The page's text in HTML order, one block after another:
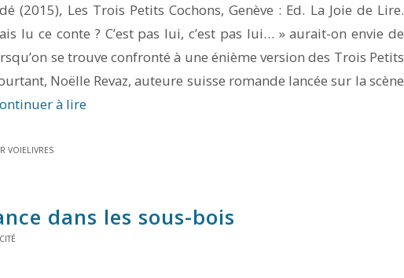
(2015), Les Trois Petits Cochons, Genève : Ed. La Joie de Lire.
lu ce conte ? C’est pas lui, c’est pas lui… » aurait-on envie de
se trouve confronté à une énième version des Trois Petits
Noëlle Revaz, auteure suisse romande lancée sur la scène
à lire
VOIELIVRES
dans les sous-bois